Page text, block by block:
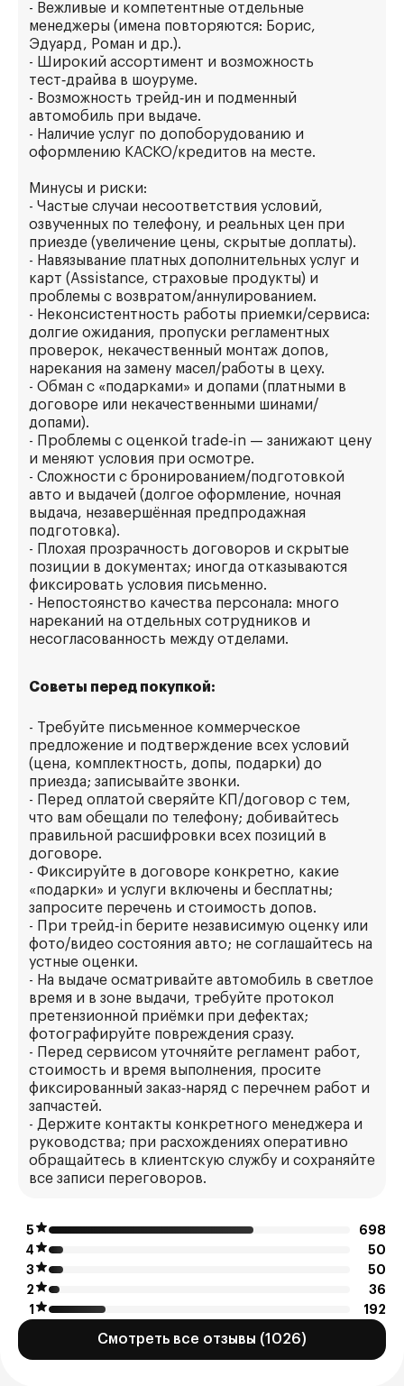
- Вежливые и компетентные отдельные
менеджеры (имена повторяются: Борис,
Эдуард, Роман и др.).
- Широкий ассортимент и возможность
тест‑драйва в шоуруме.
- Возможность трейд‑ин и подменный
автомобиль при выдаче.
- Наличие услуг по допоборудованию и
оформлению КАСКО/кредитов на месте.
Минусы и риски:
- Частые случаи несоответствия условий,
озвученных по телефону, и реальных цен при
приезде (увеличение цены, скрытые доплаты).
- Навязывание платных дополнительных услуг и
карт (Assistance, страховые продукты) и
проблемы с возвратом/аннулированием.
- Неконсистентность работы приемки/сервиса:
долгие ожидания, пропуски регламентных
проверок, некачественный монтаж допов,
нарекания на замену масел/работы в цеху.
- Обман с «подарками» и допами (платными в
договоре или некачественными шинами/
допами).
- Проблемы с оценкой trade‑in — занижают цену
и меняют условия при осмотре.
- Сложности с бронированием/подготовкой
авто и выдачей (долгое оформление, ночная
выдача, незавершённая предпродажная
подготовка).
- Плохая прозрачность договоров и скрытые
позиции в документах; иногда отказываются
фиксировать условия письменно.
- Непостоянство качества персонала: много
нареканий на отдельных сотрудников и
несогласованность между отделами.
Советы перед покупкой:
- Требуйте письменное коммерческое
предложение и подтверждение всех условий
(цена, комплектность, допы, подарки) до
приезда; записывайте звонки.
- Перед оплатой сверяйте КП/договор с тем,
что вам обещали по телефону; добивайтесь
правильной расшифровки всех позиций в
договоре.
- Фиксируйте в договоре конкретно, какие
«подарки» и услуги включены и бесплатны;
запросите перечень и стоимость допов.
- При трейд‑in берите независимую оценку или
фото/видео состояния авто; не соглашайтесь на
устные оценки.
- На выдаче осматривайте автомобиль в светлое
время и в зоне выдачи, требуйте протокол
претензионной приёмки при дефектах;
фотографируйте повреждения сразу.
- Перед сервисом уточняйте регламент работ,
стоимость и время выполнения, просите
фиксированный заказ‑наряд с перечнем работ и
запчастей.
- Держите контакты конкретного менеджера и
руководства; при расхождениях оперативно
обращайтесь в клиентскую службу и сохраняйте
все записи переговоров.
5
698
4
50
3
50
2
36
1
192
Смотреть все отзывы (1026)